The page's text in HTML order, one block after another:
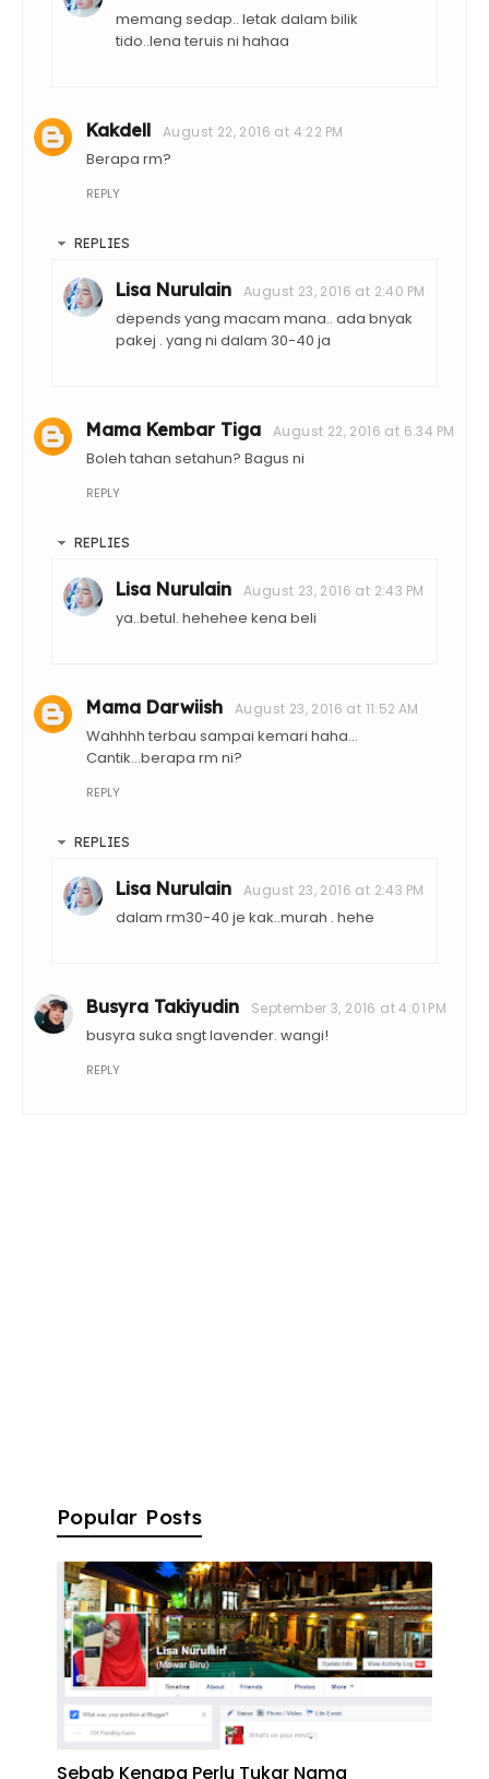
memang sedap.. letak dalam bilik
tido..lena teruis ni hahaa
Kakdell August 22, 2016 at 4:22 PM
Berapa rm?
REPLY
REPLIES
Lisa Nurulain August 23, 2016 at 2:40 PM
depends yang macam mana.. ada bnyak
pakej . yang ni dalam 30-40 ja
Mama Kembar Tiga August 22, 2016 at 6:34 PM
Boleh tahan setahun? Bagus ni
REPLY
REPLIES
Lisa Nurulain August 23, 2016 at 2:43 PM
ya..betul. hehehee kena beli
Mama Darwiish August 23, 2016 at 11:52 AM
Wahhhh terbau sampai kemari haha...
Cantik...berapa rm ni?
REPLY
REPLIES
Lisa Nurulain August 23, 2016 at 2:43 PM
dalam rm30-40 je kak..murah . hehe
Busyra Takiyudin September 3, 2016 at 4:01 PM
busyra suka sngt lavender. wangi!
REPLY
Popular Posts
Sebab Kenapa Perlu Tukar Nama